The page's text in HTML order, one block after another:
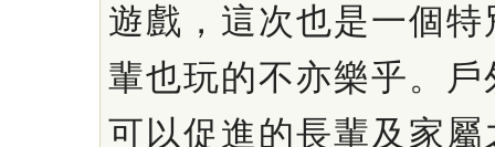
遊戲，這次也是一個
輩也玩的不亦樂乎。
可以促進的長輩及家